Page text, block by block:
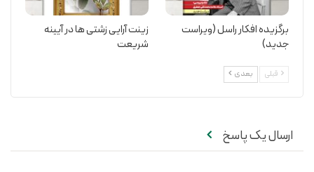
برگزیده افکار راسل (ویراست
جدید)
زینت آرایی زشتی ها در آیینه
شریعت
قبلی بعدی
ارسال یک پاسخ